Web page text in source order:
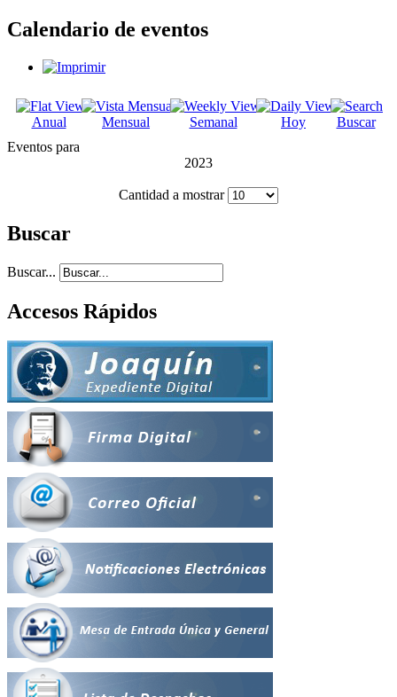
Calendario de eventos
Anual Mensual Semanal Hoy
Buscar
Eventos para
2023
Cantidad a mostrar
Buscar
Buscar...
Accesos Rápidos